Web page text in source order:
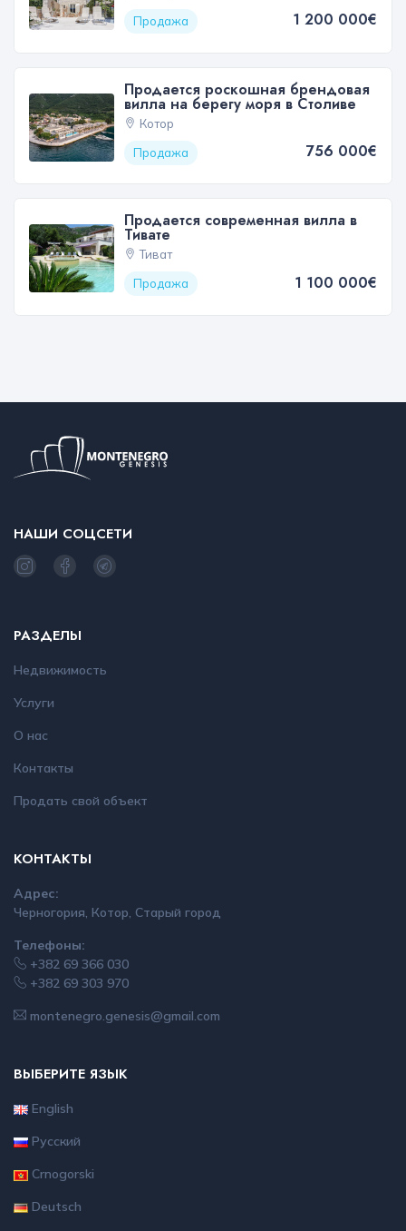
Продажа
1 200 000€
Продается роскошная брендовая
вилла на берегу моря в Столиве
Котор
Продажа
756 000€
Продается современная вилла в
Тивате
Тиват
Продажа
1 100 000€
НАШИ СОЦСЕТИ
РАЗДЕЛЫ
Недвижимость
Услуги
О нас
Контакты
Продать свой объект
КОНТАКТЫ
Адрес:
Черногория, Котор, Старый город
Телефоны:
+382 69 366 030
+382 69 303 970
montenegro.genesis@gmail.com
ВЫБЕРИТЕ ЯЗЫК
English
Русский
Crnogorski
Deutsch